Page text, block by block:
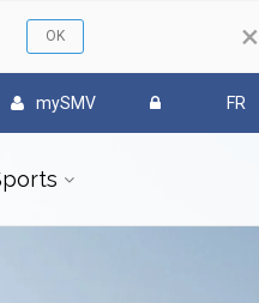
×
mySMV FR